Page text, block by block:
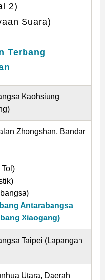
2)
Suara)
Terbang
Kaohsiung
Zhongshan, Bandar
Antarabangsa
Xiaogang)
Taipei (Lapangan
Utara, Daerah